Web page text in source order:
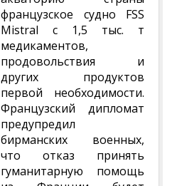
французское судно FSS
Mistral с 1,5 тыс. т
медикаментов,
продовольствия и
других продуктов
первой необходимости.
Французский дипломат
предупредил
бирманских военных,
что отказ принять
гуманитарную помощь